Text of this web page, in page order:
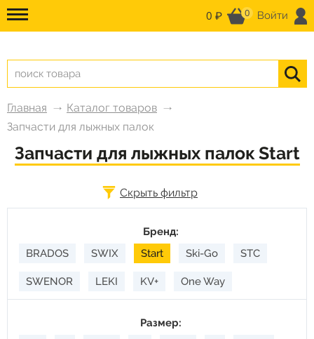
0 ₽ 0 Войти
Главная
Каталог товаров
Запчасти для лыжных палок
Запчасти для лыжных палок Start
Скрыть фильтр
Бренд:
BRADOS
SWIX Start Ski-Go STC
SWENOR LEKI KV+ One Way
Размер: